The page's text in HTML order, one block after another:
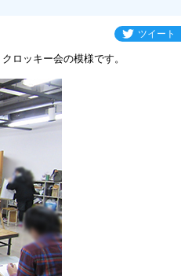
ツイート
ロッキー会の模様です。